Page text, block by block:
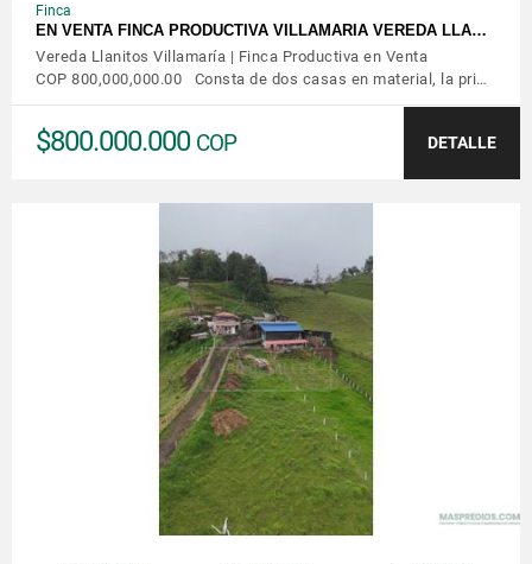
Finca
EN VENTA FINCA PRODUCTIVA VILLAMARIA VEREDA LLA…
Vereda Llanitos Villamaría | Finca Productiva en Venta
COP 800,000,000.00 Consta de dos casas en material, la pri…
$800.000.000 COP DETALLE
VER DETALLES